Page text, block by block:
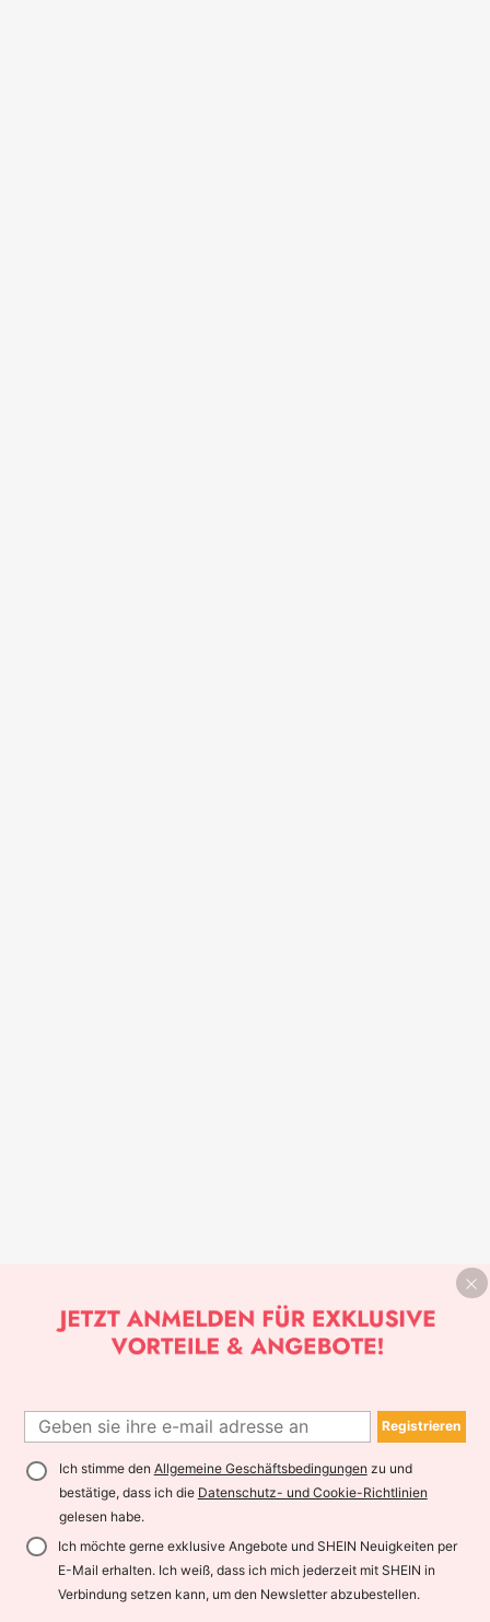
Registrieren
Ich stimme den Allgemeine Geschäftsbedingungen zu und
bestätige, dass ich die Datenschutz- und Cookie-Richtlinien
gelesen habe.
Ich möchte gerne exklusive Angebote und SHEIN Neuigkeiten per
E-Mail erhalten. Ich weiß, dass ich mich jederzeit mit SHEIN in
Verbindung setzen kann, um den Newsletter abzubestellen.